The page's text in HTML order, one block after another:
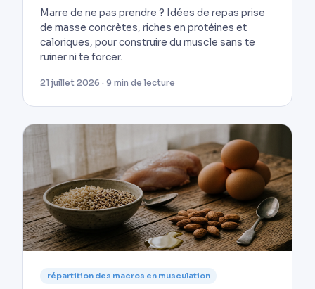
Marre de ne pas prendre ? Idées de repas prise
de masse concrètes, riches en protéines et
caloriques, pour construire du muscle sans te
ruiner ni te forcer.
21 juillet 2026 · 9 min de lecture
répartition des macros en musculation